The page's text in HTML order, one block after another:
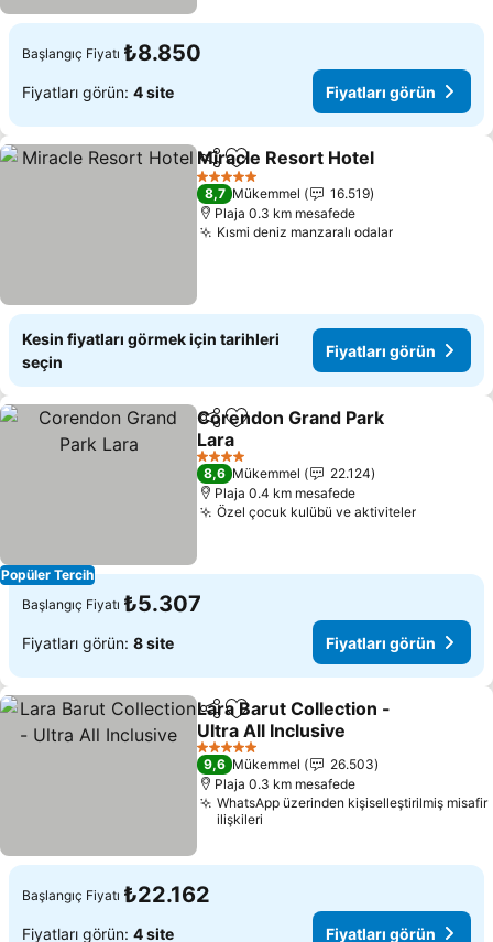
Başlangıç Fiyatı ₺8.850
Fiyatları görün: 4 site Fiyatları görün
PaylaşFavorilerime ekle
Miracle Resort Hotel
5 Yıldız
8,7 Mükemmel
16.519
Plaja 0.3 km mesafede
Kısmi deniz manzaralı odalarFiyatları
Kesin fiyatları görmek için tarihleri
seçin
Fiyatları görün
Popüler Tercih
PaylaşFavorilerime ekle
Corendon Grand Park
Lara
Fiyatları görün
4 Yıldız
8,6 Mükemmel
22.124
Plaja 0.4 km mesafede
Özel çocuk kulübü ve aktivitelerFiyatları
Başlangıç Fiyatı ₺5.307
Fiyatları görün: 8 site Fiyatları görün
PaylaşFavorilerime ekle
Lara Barut Collection -
Ultra All Inclusive
Fiyatları görün
5 Yıldız
9,6 Mükemmel
26.503
Plaja 0.3 km mesafede
WhatsApp üzerinden kişiselleştirilmiş misafir
ilişkileri
Başlangıç Fiyatı ₺22.162
Fiyatları görün: 4 site Fiyatları görün